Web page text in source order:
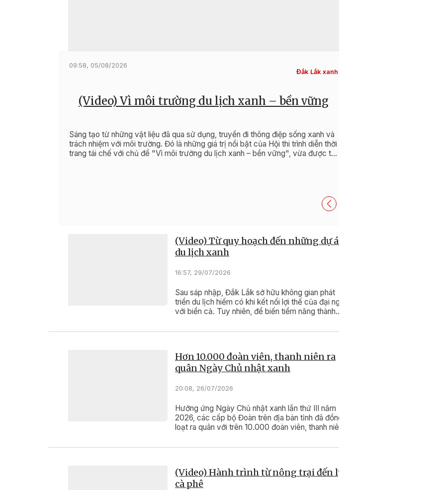
09:58, 05/08/2026
Đắk Lắk xanh
(Video) Vì môi trường du lịch xanh – bền vững
Sáng tạo từ những vật liệu đã qua sử dụng, truyền đi thông điệp sống xanh và
trách nhiệm với môi trường. Đó là những giá trị nổi bật của Hội thi trình diễn thời
trang tái chế với chủ đề "Vì môi trường du lịch xanh – bền vững", vừa được tổ
(Video) Từ quy hoạch đến những dự án
du lịch xanh
16:57, 29/07/2026
Sau sáp nhập, Đắk Lắk sở hữu không gian phát
triển du lịch hiếm có khi kết nối lợi thế của đại ngàn
với biển cả. Tuy nhiên, để biến tiềm năng thành
mà còn là hạ tầng đồng bộ, những dự án dẫn dắt
Hơn 10.000 đoàn viên, thanh niên ra
quân Ngày Chủ nhật xanh
20:08, 26/07/2026
Hưởng ứng Ngày Chủ nhật xanh lần thứ III năm
2026, các cấp bộ Đoàn trên địa bàn tỉnh đã đồng
loạt ra quân với trên 10.000 đoàn viên, thanh niên
(Video) Hành trình từ nông trại đến ly
cà phê